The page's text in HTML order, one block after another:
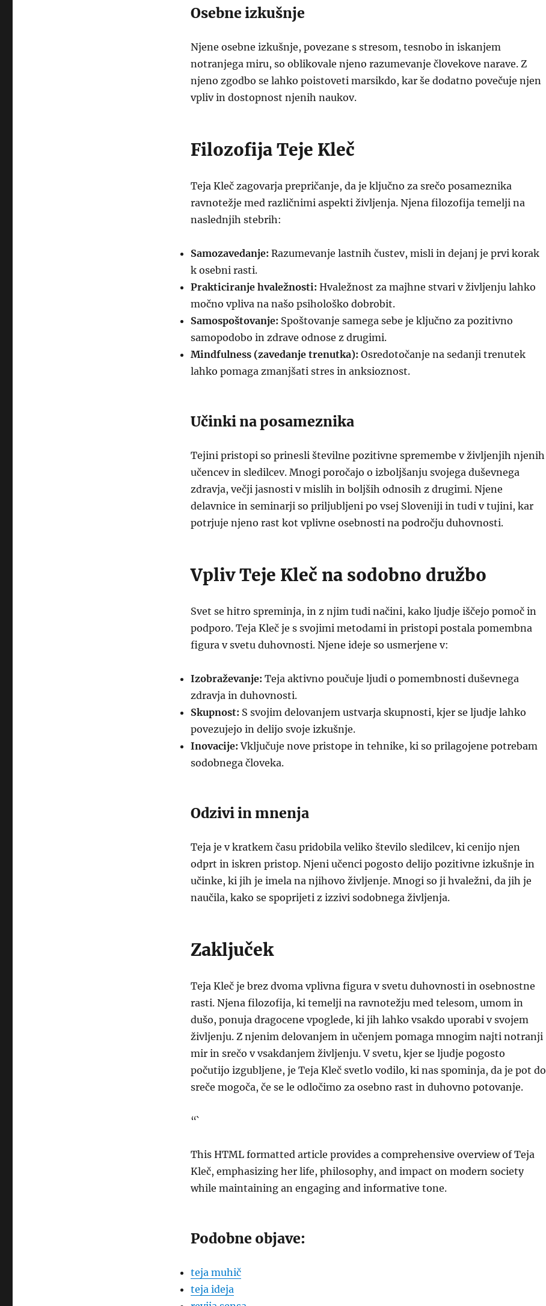
Osebne izkušnje
Njene osebne izkušnje, povezane s stresom, tesnobo in iskanjem
notranjega miru, so oblikovale njeno razumevanje človekove narave. Z
njeno zgodbo se lahko poistoveti marsikdo, kar še dodatno povečuje njen
vpliv in dostopnost njenih naukov.
Filozofija Teje Kleč
Teja Kleč zagovarja prepričanje, da je ključno za srečo posameznika
ravnotežje med različnimi aspekti življenja. Njena filozofija temelji na
naslednjih stebrih:
Samozavedanje: Razumevanje lastnih čustev, misli in dejanj je prvi korak
k osebni rasti.
Prakticiranje hvaležnosti: Hvaležnost za majhne stvari v življenju lahko
močno vpliva na našo psihološko dobrobit.
Samospoštovanje: Spoštovanje samega sebe je ključno za pozitivno
samopodobo in zdrave odnose z drugimi.
Mindfulness (zavedanje trenutka): Osredotočanje na sedanji trenutek
lahko pomaga zmanjšati stres in anksioznost.
Učinki na posameznika
Tejini pristopi so prinesli številne pozitivne spremembe v življenjih njenih
učencev in sledilcev. Mnogi poročajo o izboljšanju svojega duševnega
zdravja, večji jasnosti v mislih in boljših odnosih z drugimi. Njene
delavnice in seminarji so priljubljeni po vsej Sloveniji in tudi v tujini, kar
potrjuje njeno rast kot vplivne osebnosti na področju duhovnosti.
Vpliv Teje Kleč na sodobno družbo
Svet se hitro spreminja, in z njim tudi načini, kako ljudje iščejo pomoč in
podporo. Teja Kleč je s svojimi metodami in pristopi postala pomembna
figura v svetu duhovnosti. Njene ideje so usmerjene v:
Izobraževanje: Teja aktivno poučuje ljudi o pomembnosti duševnega
zdravja in duhovnosti.
Skupnost: S svojim delovanjem ustvarja skupnosti, kjer se ljudje lahko
povezujejo in delijo svoje izkušnje.
Inovacije: Vključuje nove pristope in tehnike, ki so prilagojene potrebam
sodobnega človeka.
Odzivi in mnenja
Teja je v kratkem času pridobila veliko število sledilcev, ki cenijo njen
odprt in iskren pristop. Njeni učenci pogosto delijo pozitivne izkušnje in
učinke, ki jih je imela na njihovo življenje. Mnogi so ji hvaležni, da jih je
naučila, kako se spoprijeti z izzivi sodobnega življenja.
Zaključek
Teja Kleč je brez dvoma vplivna figura v svetu duhovnosti in osebnostne
rasti. Njena filozofija, ki temelji na ravnotežju med telesom, umom in
dušo, ponuja dragocene vpoglede, ki jih lahko vsakdo uporabi v svojem
življenju. Z njenim delovanjem in učenjem pomaga mnogim najti notranji
mir in srečo v vsakdanjem življenju. V svetu, kjer se ljudje pogosto
počutijo izgubljene, je Teja Kleč svetlo vodilo, ki nas spominja, da je pot do
sreče mogoča, če se le odločimo za osebno rast in duhovno potovanje.
“`
This HTML formatted article provides a comprehensive overview of Teja
Kleč, emphasizing her life, philosophy, and impact on modern society
while maintaining an engaging and informative tone.
Podobne objave:
teja muhič
teja ideja